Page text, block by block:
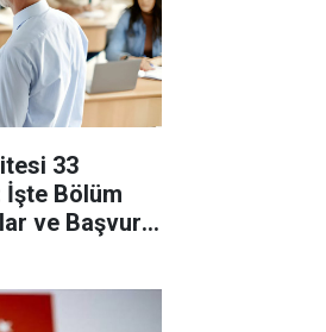
33
İşte Bölüm
ve Başvuru